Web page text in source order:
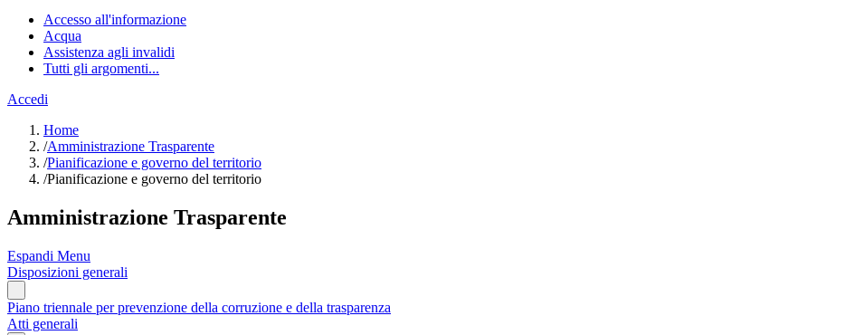
Accesso all'informazione
Acqua
Assistenza agli invalidi
Tutti gli argomenti...
Accedi
Home
/Amministrazione Trasparente
/Pianificazione e governo del territorio
/Pianificazione e governo del territorio
Amministrazione Trasparente
Espandi Menu
Disposizioni generali
Piano triennale per prevenzione della corruzione e della trasparenza
Atti generali